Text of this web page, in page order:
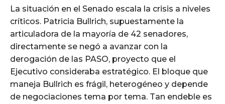
La situación en el Senado escala la crisis a niveles
críticos. Patricia Bullrich, supuestamente la
articuladora de la mayoría de 42 senadores,
directamente se negó a avanzar con la
derogación de las PASO, proyecto que el
Ejecutivo consideraba estratégico. El bloque que
maneja Bullrich es frágil, heterogéneo y depende
de negociaciones tema por tema. Tan endeble es